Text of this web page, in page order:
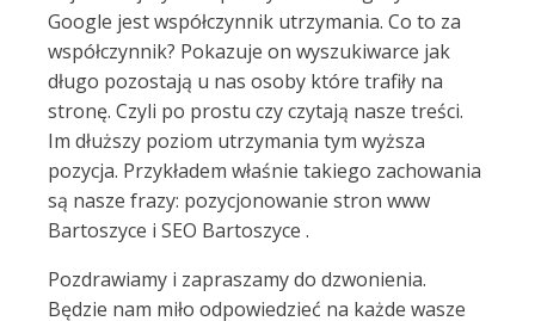
Google jest współczynnik utrzymania. Co to za
współczynnik? Pokazuje on wyszukiwarce jak
długo pozostają u nas osoby które trafiły na
stronę. Czyli po prostu czy czytają nasze treści.
Im dłuższy poziom utrzymania tym wyższa
pozycja. Przykładem właśnie takiego zachowania
są nasze frazy: pozycjonowanie stron www
Bartoszyce i SEO Bartoszyce .
Pozdrawiamy i zapraszamy do dzwonienia.
Będzie nam miło odpowiedzieć na każde wasze